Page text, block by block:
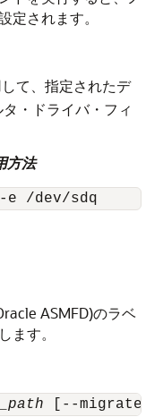
定されます。
て、指定されたデ
・ドライバ・フィ
方法
e /dev/sdq
ASMFD)のラベ
ます。
[--migrate